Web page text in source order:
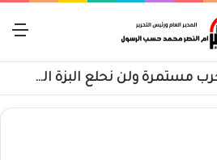
جبريل ابراهيم: الحرب مستمرة ولن نحلع البزة العسكرية حتى استعادة كامل البلاد